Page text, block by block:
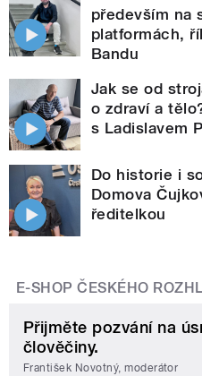
především na
platformách,
Bandu
Jak se od
o zdraví a
s Ladislavem
Do historie i
Domova
ředitelkou
E-SHOP ČESKÉHO
Přijměte pozvání na
člověčiny.
František Novotný, moderátor